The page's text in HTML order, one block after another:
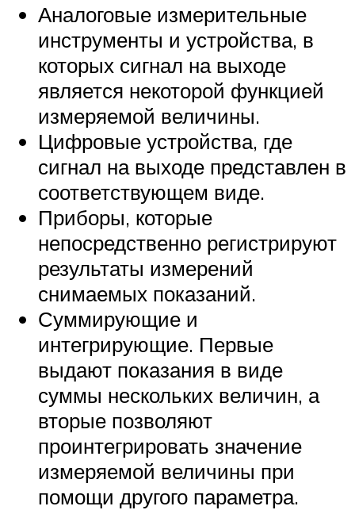
Аналоговые измерительные
инструменты и устройства, в
которых сигнал на выходе
является некоторой функцией
измеряемой величины.
Цифровые устройства, где
сигнал на выходе представлен в
соответствующем виде.
Приборы, которые
непосредственно регистрируют
результаты измерений
снимаемых показаний.
Суммирующие и
интегрирующие. Первые
выдают показания в виде
суммы нескольких величин, а
вторые позволяют
проинтегрировать значение
измеряемой величины при
помощи другого параметра.